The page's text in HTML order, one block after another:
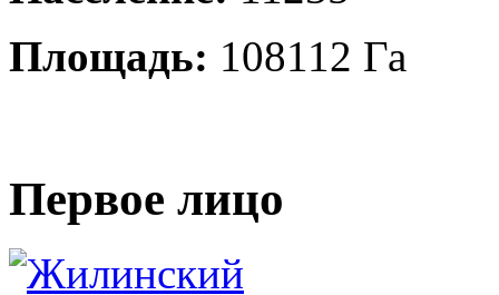
Площадь: 108112 Га
Первое лицо